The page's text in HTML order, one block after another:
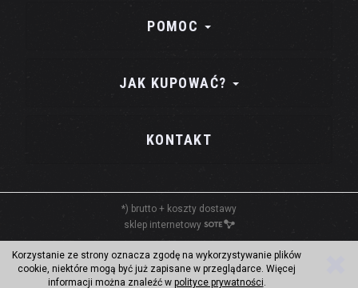
POMOC
JAK KUPOWAĆ?
KONTAKT
*) brutto + koszty dostawy
sklep internetowy
Korzystanie ze strony oznacza zgodę na wykorzystywanie plików
cookie, niektóre mogą być już zapisane w przeglądarce. Więcej
informacji można znaleźć w polityce prywatności.